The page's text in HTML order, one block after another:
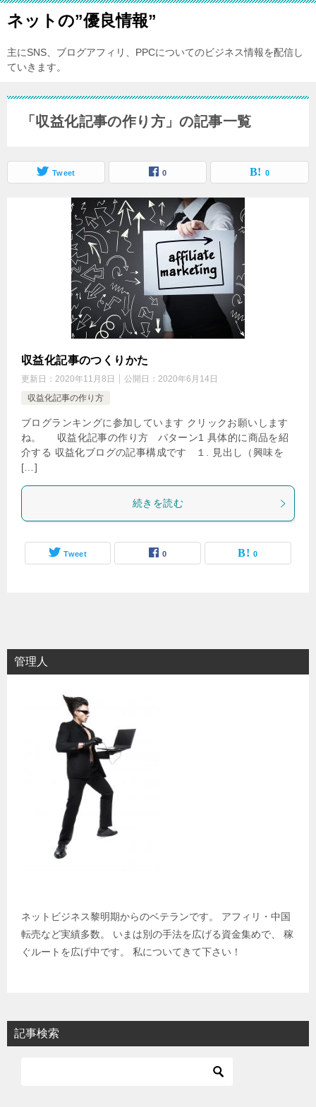
ネットの”優良情報”
主にSNS、ブログアフィリ、PPCについてのビジネス情報を配信し
ていきます。
「収益化記事の作り方」の記事一覧
Tweet 0 0
収益化記事のつくりかた
更新日： 2020年11月8日 公開日： 2020年6月14日
収益化記事の作り方
ブログランキングに参加しています クリックお願いします
ね。 収益化記事の作り方 パターン1 具体的に商品を紹
介する 収益化ブログの記事構成です １. 見出し（興味を
[…]
続きを読む
Tweet 0 0
管理人
ネットビジネス黎明期からのベテランです。 アフィリ・中国
転売など実績多数。 いまは別の手法を広げる資金集めで、 稼
ぐルートを広げ中です。 私についてきて下さい！
記事検索